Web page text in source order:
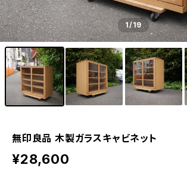
1/19
無印良品 木製ガラスキャビネット
¥28,600